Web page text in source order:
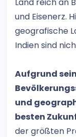
und Eisenerz.
geografische
Indien sind
Aufgrund
und
besten
der größten